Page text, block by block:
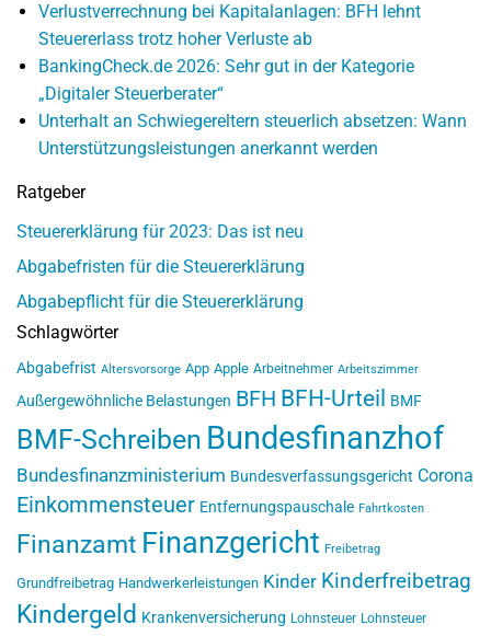
Verlustverrechnung bei Kapitalanlagen: BFH lehnt
Steuererlass trotz hoher Verluste ab
BankingCheck.de 2026: Sehr gut in der Kategorie
„Digitaler Steuerberater“
Unterhalt an Schwiegereltern steuerlich absetzen: Wann
Unterstützungsleistungen anerkannt werden
Ratgeber
Steuererklärung für 2023: Das ist neu
Abgabefristen für die Steuererklärung
Abgabepflicht für die Steuererklärung
Schlagwörter
Abgabefrist Altersvorsorge App Apple Arbeitnehmer Arbeitszimmer
Außergewöhnliche Belastungen BFH BFH-Urteil BMF
BMF-Schreiben Bundesfinanzhof
Bundesfinanzministerium Bundesverfassungsgericht Corona
Einkommensteuer Entfernungspauschale Fahrtkosten
Finanzamt Finanzgericht Freibetrag
Grundfreibetrag Handwerkerleistungen Kinder Kinderfreibetrag
Kindergeld Krankenversicherung Lohnsteuer Lohnsteuer